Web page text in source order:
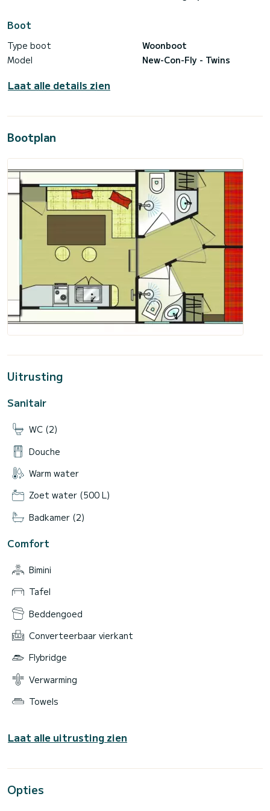
Boot
Type boot
Woonboot
Model
New-Con-Fly - Twins
Laat alle details zien
Bootplan
Uitrusting
Sanitair
WC (2)
Douche
Warm water
Zoet water (500 L)
Badkamer (2)
Comfort
Bimini
Tafel
Beddengoed
Converteerbaar vierkant
Flybridge
Verwarming
Towels
Laat alle uitrusting zien
Opties